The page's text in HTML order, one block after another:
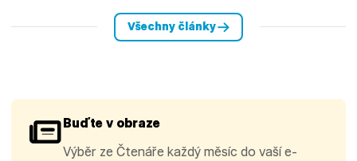
Všechny články
Buďte v obraze
Výběr ze Čtenáře každý měsíc do vaší e-